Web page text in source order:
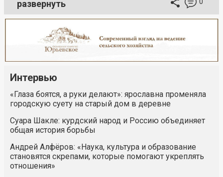
развернуть 0
Интервью
«Глаза боятся, а руки делают»: ярославна променяла
городскую суету на старый дом в деревне
Суара Шакле: курдский народ и Россию объединяет
общая история борьбы
Андрей Алфёров: «Наука, культура и образование
становятся скрепами, которые помогают укреплять
отношения»